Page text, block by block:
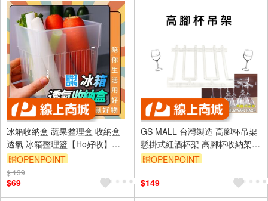
冰箱收納盒 蔬果整理盒 收納盒
透氣 冰箱整理籃【Ho好收】
【Ho覓好物】冰箱整理盒 置物
籃 冰箱置物盒 廚房收納架
贈OPENPOINT
$ 139
$69
GS MALL 台灣製造 高腳杯吊架
懸掛式紅酒杯架 高腳杯收納架
櫥櫃酒杯架 高腳杯架 酒杯架 玻
贈OPENPOINT
$149